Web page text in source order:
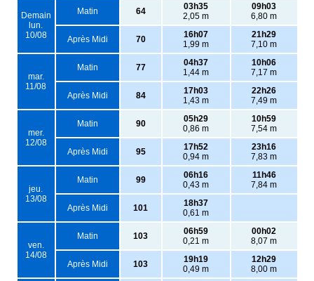
Demain
lun.
10/08
Matin 64
03h35
2,05 m
09h03
6,80 m
Après Midi 70
16h07
1,99 m
21h29
7,10 m
mar.
11/08
Matin 77
04h37
1,44 m
10h06
7,17 m
Après Midi 84
17h03
1,43 m
22h26
7,49 m
mer.
12/08
Matin 90
05h29
0,86 m
10h59
7,54 m
Après Midi 95
17h52
0,94 m
23h16
7,83 m
jeu.
13/08
Matin 99
06h16
0,43 m
11h46
7,84 m
Après Midi 101
18h37
0,61 m
ven.
14/08
Matin 103
06h59
0,21 m
00h02
8,07 m
Après Midi 103
19h19
0,49 m
12h29
8,00 m